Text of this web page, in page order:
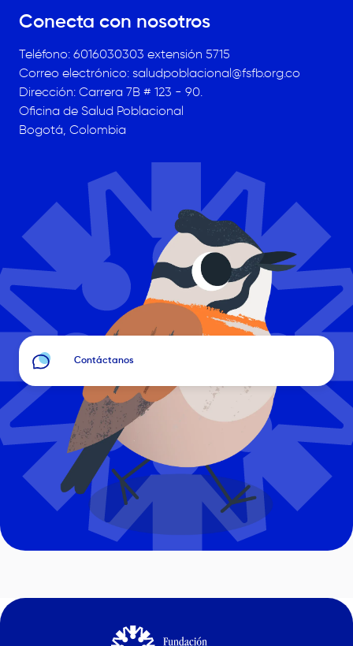
Image
Conecta con nosotros
Teléfono: 6016030303 extensión 5715
Correo electrónico: saludpoblacional@fsfb.org.co
Dirección: Carrera 7B # 123 - 90.
Oficina de Salud Poblacional
Bogotá, Colombia
Contáctanos